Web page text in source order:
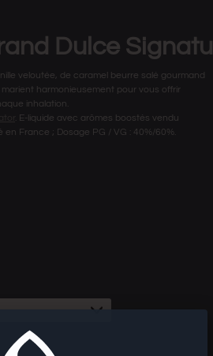
Dulce
veloutée, de caramel beurre salé gourmand
harmonieusement pour vous offrir
inhalation.
. E-liquide avec arômes boostés vendu
France ; Dosage PG / VG : 40%/60%.